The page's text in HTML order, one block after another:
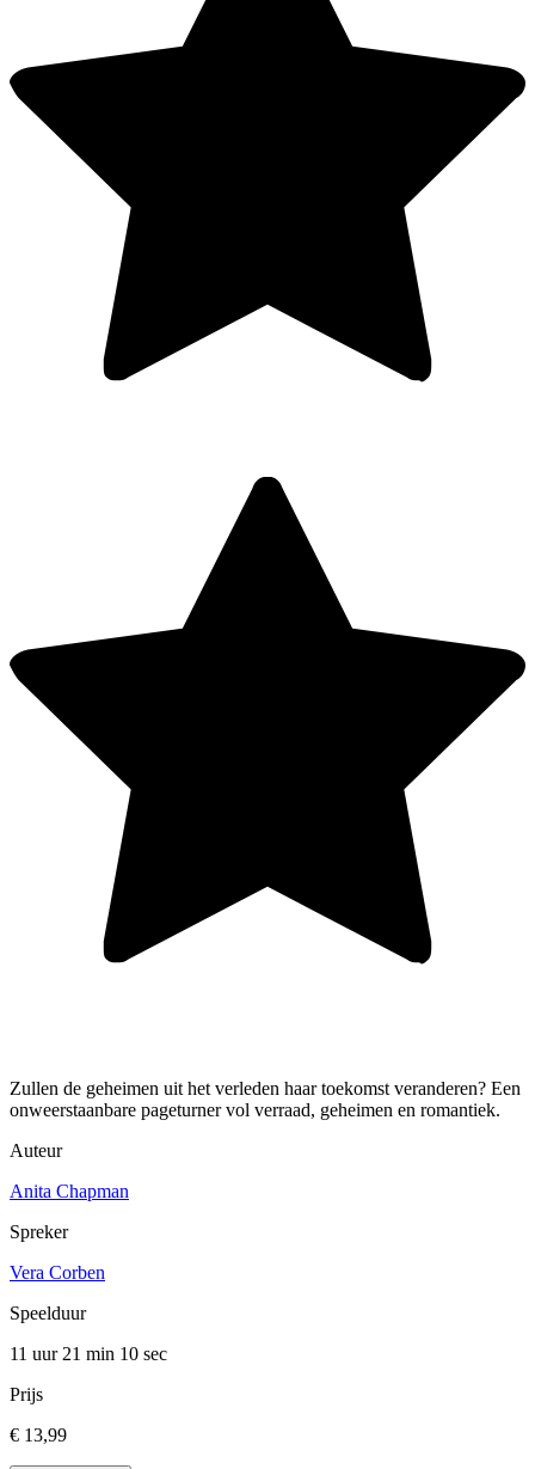
Zullen de geheimen uit het verleden haar toekomst veranderen? Een
onweerstaanbare pageturner vol verraad, geheimen en romantiek.
Auteur
Anita Chapman
Spreker
Vera Corben
Speelduur
11 uur 21 min 10 sec
Prijs
€ 13,99